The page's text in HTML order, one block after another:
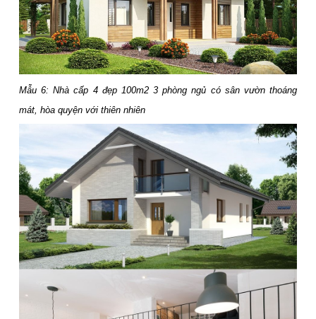
Mẫu 6: Nhà cấp 4 đẹp 100m2 3 phòng ngủ có sân vườn thoáng
mát, hòa quyện với thiên nhiên